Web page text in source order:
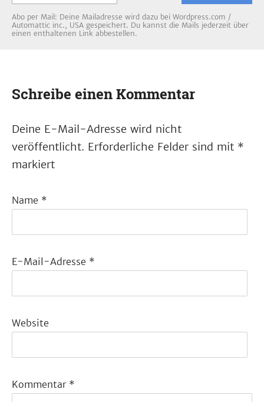
Abo per Mail: Deine Mailadresse wird dazu bei Wordpress.com /
Automattic inc., USA gespeichert. Du kannst die Mails jederzeit über
einen enthaltenen Link abbestellen.
Schreibe einen Kommentar
Deine E-Mail-Adresse wird nicht
veröffentlicht. Erforderliche Felder sind mit *
markiert
Name *
E-Mail-Adresse *
Website
Kommentar *